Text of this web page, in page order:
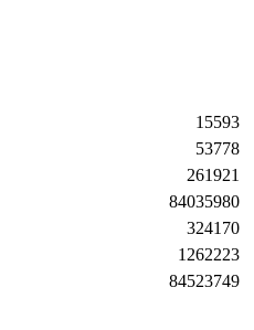
15593
53778
261921
84035980
324170
1262223
84523749